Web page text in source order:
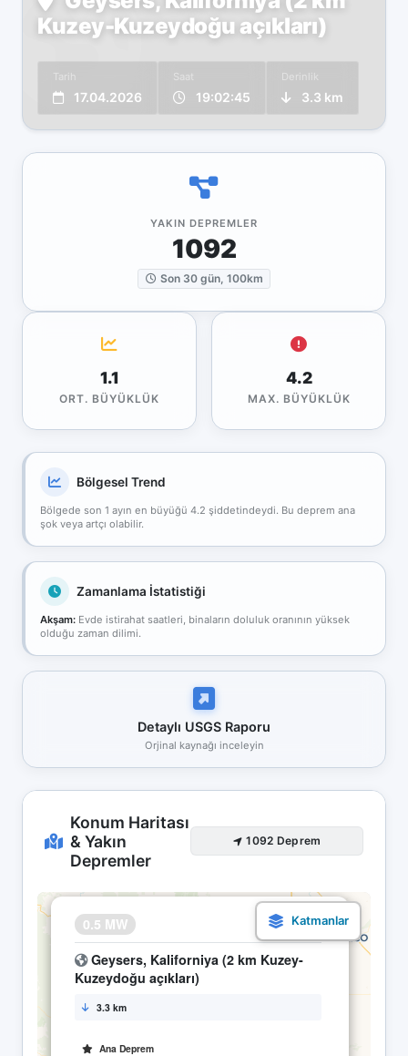
Kuzey-Kuzeydoğu açıkları)
Tarih
17.04.2026
Saat
19:02:45
Derinlik
3.3 km
YAKIN DEPREMLER
1092
Son 30 gün, 100km
1.1
ORT. BÜYÜKLÜK
4.2
MAX. BÜYÜKLÜK
Bölgesel Trend
Bölgede son 1 ayın en büyüğü 4.2 şiddetindeydi. Bu deprem ana
şok veya artçı olabilir.
Zamanlama İstatistiği
Akşam: Evde istirahat saatleri, binaların doluluk oranının yüksek
olduğu zaman dilimi.
Detaylı USGS Raporu
Orjinal kaynağı inceleyin
Konum Haritası
& Yakın
Depremler
1092 Deprem
0.5 MW 17.04 19:02
Geysers, Kaliforniya (2 km Kuzey-
Kuzeydoğu açıkları)
3.3 km
Ana Deprem
×